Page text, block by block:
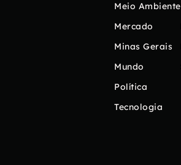
Meio Ambiente
Mercado
Minas Gerais
Mundo
Política
Tecnologia